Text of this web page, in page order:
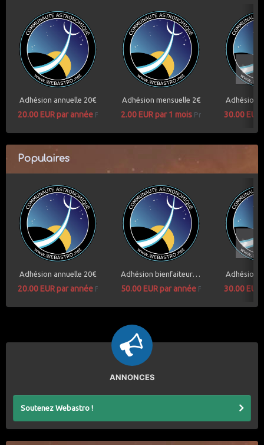
Adhésion annuelle 20€
20.00 EUR par année Prix
Adhésion mensuelle 2€
2.00 EUR par 1 mois Prix
Adhésion
30.00
Populaires
Adhésion annuelle 20€
20.00 EUR par année Prix
Adhésion bienfaiteur 50€
50.00 EUR par année Prix
Adhésion
30.00
ANNONCES
Soutenez Webastro !